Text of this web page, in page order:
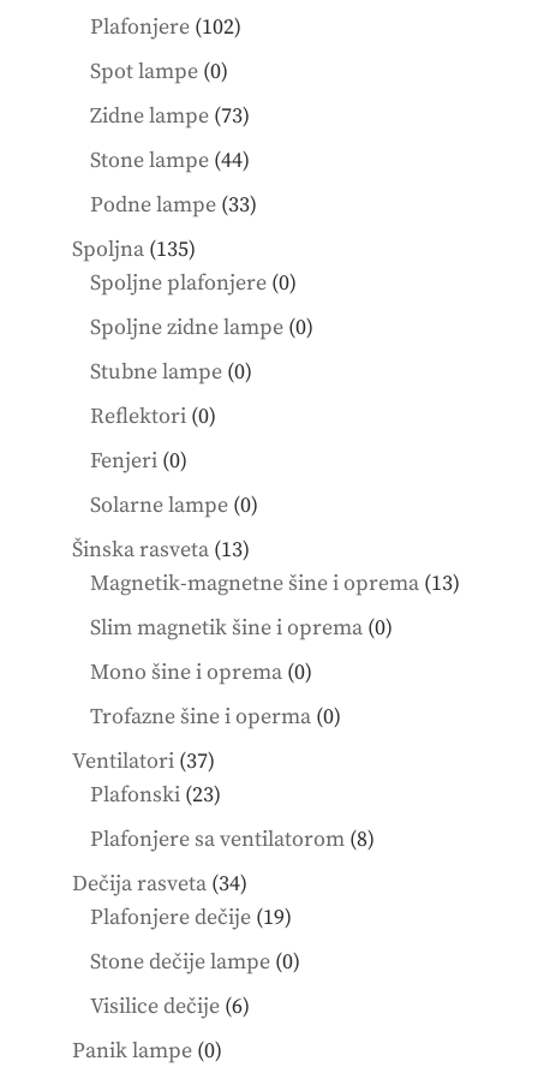
products
Plafonjere 102102
Spot lampe 00
products
Zidne lampe 7373
products
Stone lampe 4444
products
Podne lampe 3333
Spoljna 135135
products
Spoljne plafonjere 00
products
Spoljne zidne lampe 00
Stubne lampe 00
Reflektori 00
Fenjeri 00
products
Solarne lampe 00
Šinska rasveta 1313
products
Magnetik-magnetne šine i oprema 1313
Slim magnetik šine i oprema 00
Mono šine i oprema 00
products
Trofazne šine i operma 00
Ventilatori 3737
products
Plafonski 2323
products
Plafonjere sa ventilatorom 88
Dečija rasveta 3434
products
Plafonjere dečije 1919
products
Stone dečije lampe 00
Visilice dečije 66
Panik lampe 00